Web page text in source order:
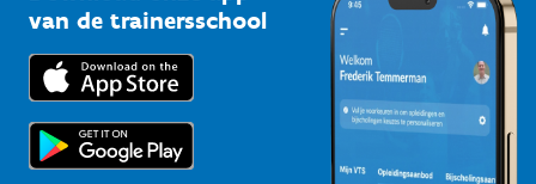
Bedrijven
Trainers en begeleiders
Topsporters
Downloads
Voor de pers
van de trainersschool